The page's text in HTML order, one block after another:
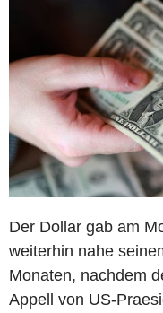
Der Dollar gab am
weiterhin nahe
Monaten, nachdem
Appell von US-